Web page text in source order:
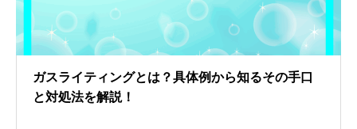
ガスライティングとは？具体例から知るその手口
と対処法を解説！